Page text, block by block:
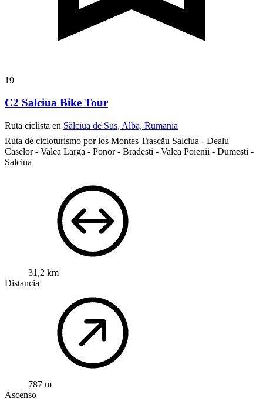
19
C2 Salciua Bike Tour
Ruta ciclista en Sălciua de Sus, Alba, Rumanía
Ruta de cicloturismo por los Montes Trascău Salciua - Dealu
Caselor - Valea Larga - Ponor - Bradesti - Valea Poienii - Dumesti -
Salciua
31,2 km
Distancia
787 m
Ascenso